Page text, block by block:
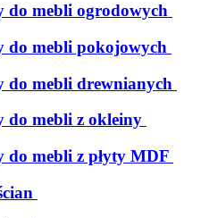
do mebli ogrodowych
do mebli pokojowych
do mebli drewnianych
do mebli z okleiny
do mebli z płyty MDF